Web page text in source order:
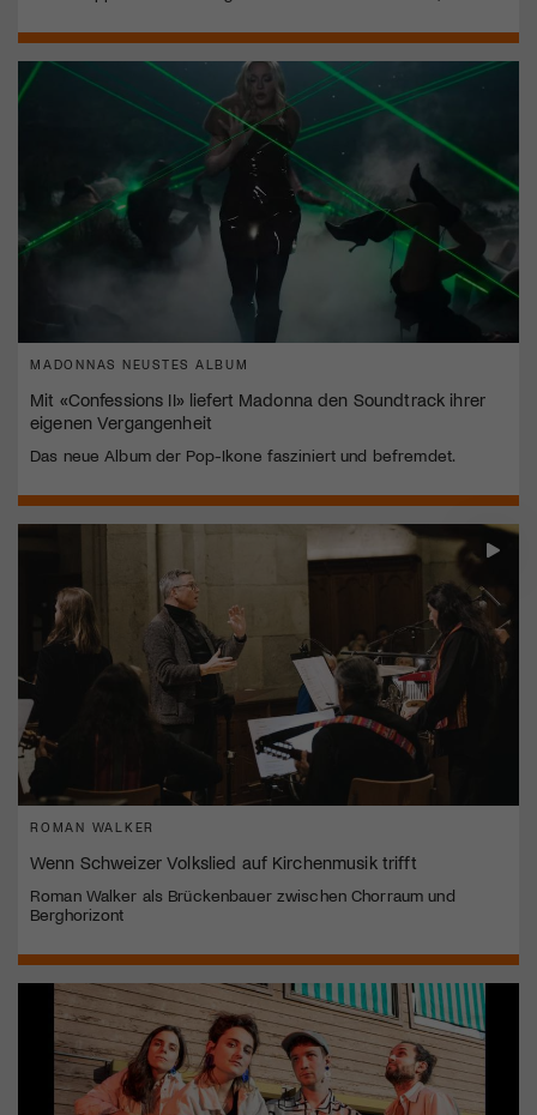
MADONNAS NEUSTES ALBUM
Mit «Confessions II» liefert Madonna den Soundtrack ihrer
eigenen Vergangenheit
Das neue Album der Pop-Ikone fasziniert und befremdet.
ROMAN WALKER
Wenn Schweizer Volkslied auf Kirchenmusik trifft
Roman Walker als Brückenbauer zwischen Chorraum und
Berghorizont